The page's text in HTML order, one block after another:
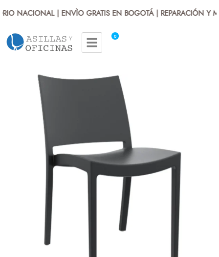
NACIONAL | ENVÌO GRATIS EN BOGOTÁ | REPARACIÓN Y
0